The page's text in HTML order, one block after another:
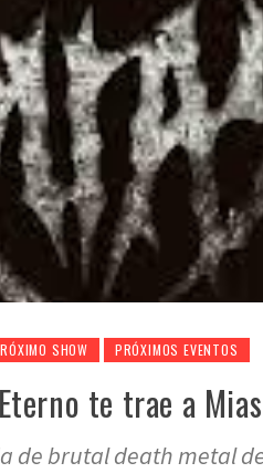
SHOW PRÓXIMOS EVENTOS
te trae a
de brutal death metal